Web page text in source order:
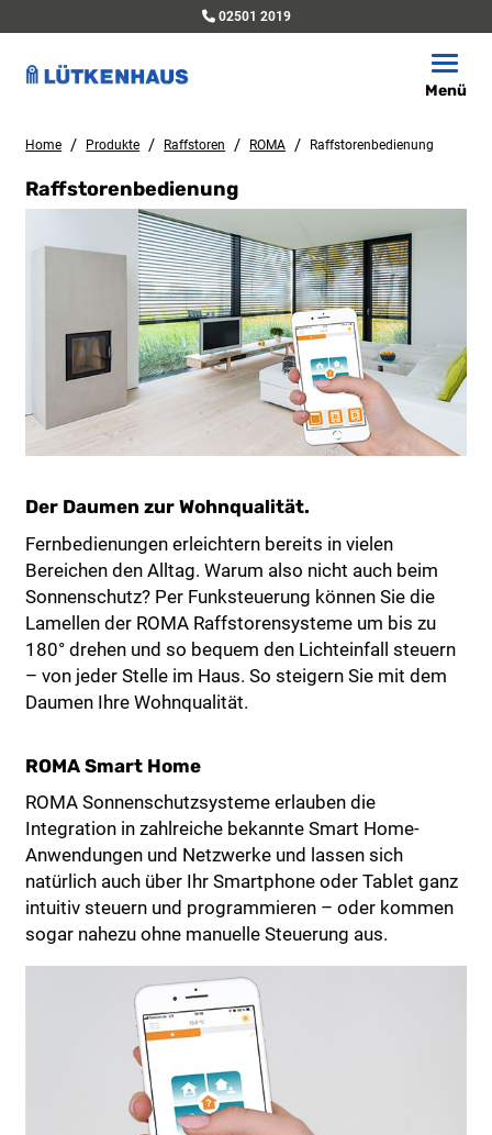
02501 2019
Menü
Home / Produkte / Raffstoren / ROMA / Raffstorenbedienung
Raffstorenbedienung
Der Daumen zur Wohnqualität.
Fernbedienungen erleichtern bereits in vielen
Bereichen den Alltag. Warum also nicht auch beim
Sonnenschutz? Per Funksteuerung können Sie die
Lamellen der ROMA Raffstorensysteme um bis zu
180° drehen und so bequem den Lichteinfall steuern
– von jeder Stelle im Haus. So steigern Sie mit dem
Daumen Ihre Wohnqualität.
ROMA Smart Home
ROMA Sonnenschutzsysteme erlauben die
Integration in zahlreiche bekannte Smart Home-
Anwendungen und Netzwerke und lassen sich
natürlich auch über Ihr Smartphone oder Tablet ganz
intuitiv steuern und programmieren – oder kommen
sogar nahezu ohne manuelle Steuerung aus.